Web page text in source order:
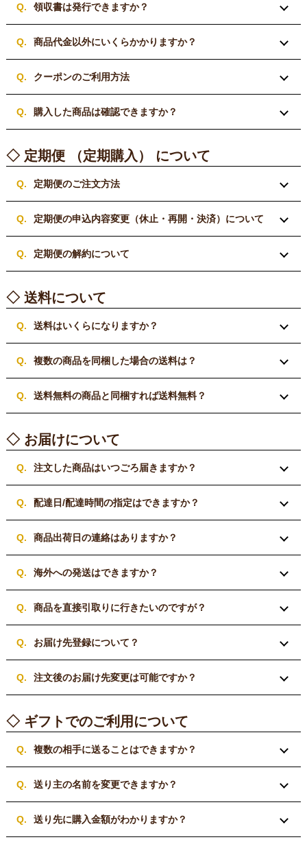
領収書は発行できますか？
商品代金以外にいくらかかりますか？
クーポンのご利用方法
購入した商品は確認できますか？
◇ 定期便 （定期購入） について
定期便のご注文方法
定期便の申込内容変更（休止・再開・決済）について
定期便の解約について
◇ 送料について
送料はいくらになりますか？
複数の商品を同梱した場合の送料は？
送料無料の商品と同梱すれば送料無料？
◇ お届けについて
注文した商品はいつごろ届きますか？
配達日/配達時間の指定はできますか？
商品出荷日の連絡はありますか？
海外への発送はできますか？
商品を直接引取りに行きたいのですが？
お届け先登録について？
注文後のお届け先変更は可能ですか？
◇ ギフトでのご利用について
複数の相手に送ることはできますか？
送り主の名前を変更できますか？
送り先に購入金額がわかりますか？